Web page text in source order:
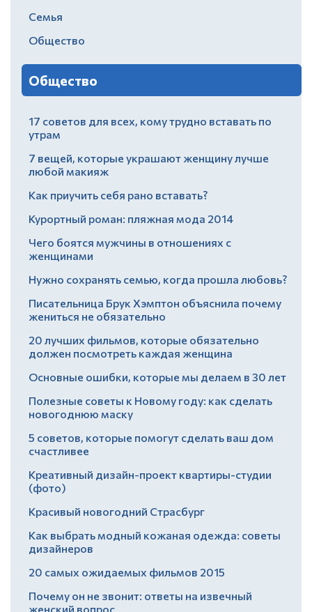
Семья
Общество
Общество
17 советов для всех, кому трудно вставать по
утрам
7 вещей, которые украшают женщину лучше
любой макияж
Как приучить себя рано вставать?
Курортный роман: пляжная мода 2014
Чего боятся мужчины в отношениях с
женщинами
Нужно сохранять семью, когда прошла любовь?
Писательница Брук Хэмптон объяснила почему
жениться не обязательно
20 лучших фильмов, которые обязательно
должен посмотреть каждая женщина
Основные ошибки, которые мы делаем в 30 лет
Полезные советы к Новому году: как сделать
новогоднюю маску
5 советов, которые помогут сделать ваш дом
счастливее
Креативный дизайн-проект квартиры-студии
(фото)
Красивый новогодний Страсбург
Как выбрать модный кожаная одежда: советы
дизайнеров
20 самых ожидаемых фильмов 2015
Почему он не звонит: ответы на извечный
женский вопрос